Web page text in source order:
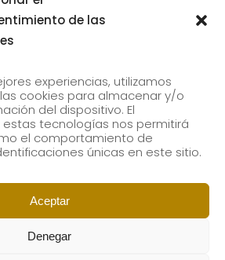
de las
experiencias, utilizamos
cookies para almacenar y/o
del dispositivo. El
tecnologías nos permitirá
el comportamiento de
únicas en este sitio.
Aceptar
Denegar
to receive our news by